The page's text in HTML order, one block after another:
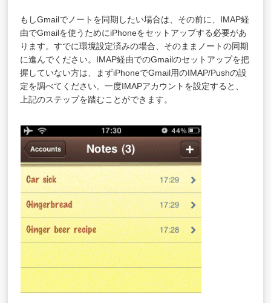
もしGmailでノートを同期したい場合は、その前に、IMAP経
由でGmailを使うためにiPhoneをセットアップする必要があ
ります。すでに環境設定済みの場合、そのままノートの同期
に進んでください。IMAP経由でのGmailのセットアップを把
握していない方は、まずiPhoneでGmail用のIMAP/Pushの設
定を調べてください。一度IMAPアカウントを設定すると、
上記のステップを踏むことができます。